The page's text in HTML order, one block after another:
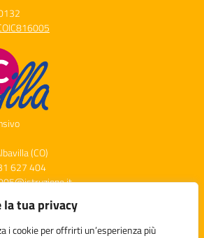
la tua privacy
i cookie per offrirti un’esperienza più
(CO)
627 404
COIC816005